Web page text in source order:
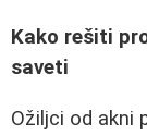
Kako rešiti
saveti
Ožiljci od akni